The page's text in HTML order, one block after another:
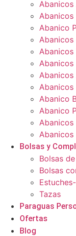
Abanicos
Abanico
Abanicos
Abanicos
Abanicos
Abanicos
Abanico
Abanico
Abanicos
Bolsas y
Bolsas
Bolsas
Tazas
Paraguas
Ofertas
Blog